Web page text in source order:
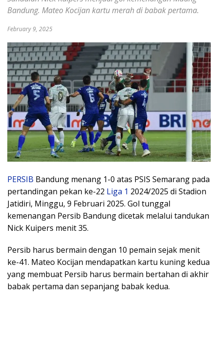
Bandung. Mateo Kocijan kartu merah di babak pertama.
February 9, 2025
PERSIB Bandung menang 1-0 atas PSIS Semarang pada
pertandingan pekan ke-22 Liga 1 2024/2025 di Stadion
Jatidiri, Minggu, 9 Februari 2025. Gol tunggal
kemenangan Persib Bandung dicetak melalui tandukan
Nick Kuipers menit 35.
Persib harus bermain dengan 10 pemain sejak menit
ke-41. Mateo Kocijan mendapatkan kartu kuning kedua
yang membuat Persib harus bermain bertahan di akhir
babak pertama dan sepanjang babak kedua.